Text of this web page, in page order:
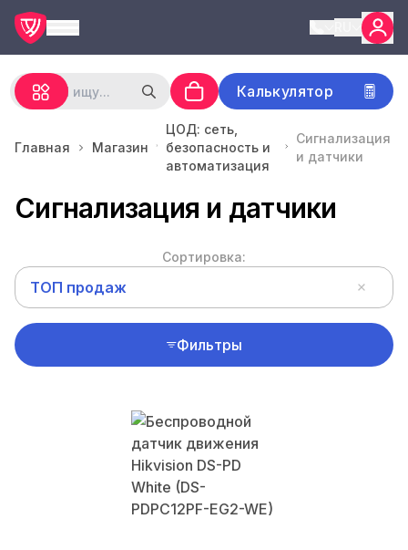
Калькулятор
Главная Магазин
ЦОД: сеть,
безопасность и
автоматизация
Сигнализация
и датчики
Сигнализация и датчики
Сортировка:
ТОП продаж
Фильтры